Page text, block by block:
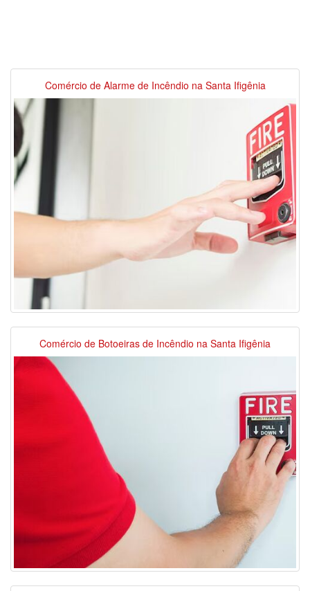
Comércio de Alarme de Incêndio na Santa Ifigênia
Comércio de Botoeiras de Incêndio na Santa Ifigênia